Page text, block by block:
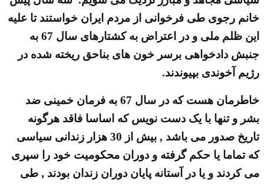
خانم رجوی طی فرخوانی از مردم ایران خواستند تا علیه
این ظلم ملی و در اعتراض به کشتارهای سال 67 به
جنبش دادخواهی برسر خون های بناحق ریخته شده در
رژیم آخوندی بپیوندند.
خاطرمان هست که در سال 67 به فرمان خمینی ضد
بشر و تنها با یک دست نویس که اساسا فاقد هرگونه
تاریخ صدور می باشد , بیش از 30 هزار زندانی سیاسی
که تماما یا حکم گرفته و دوران محکومیت خود را سپری
می کردند و یا در آستانه پایان دوران زندان بودند , طی